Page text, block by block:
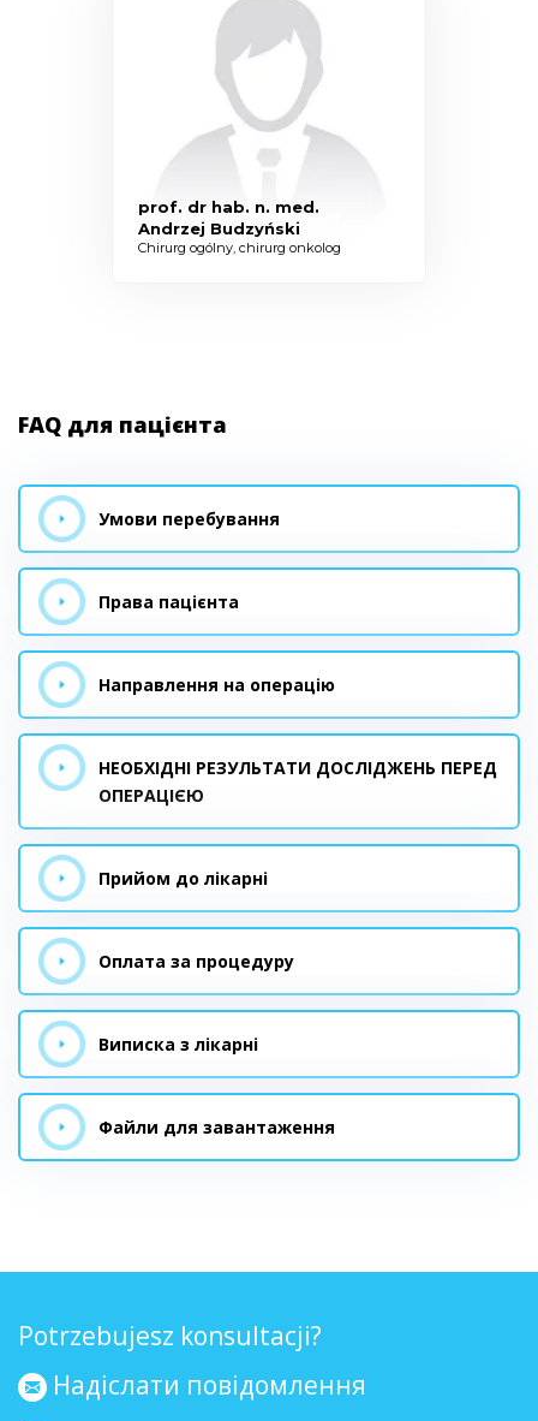
prof. dr hab. n. med.
Andrzej Budzyński
Chirurg ogólny, chirurg onkolog
FAQ для пацієнта
Умови перебування
Права пацієнта
Направлення на операцію
НЕОБХІДНІ РЕЗУЛЬТАТИ ДОСЛІДЖЕНЬ ПЕРЕД
ОПЕРАЦІЄЮ
Прийом до лікарні
Оплата за процедуру
Виписка з лікарні
Файли для завантаження
Potrzebujesz konsultacji?
Надіслати повідомлення